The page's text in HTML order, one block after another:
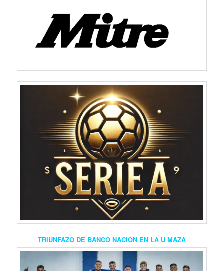
TRIUNFAZO DE BANCO NACION EN LA U MAZA